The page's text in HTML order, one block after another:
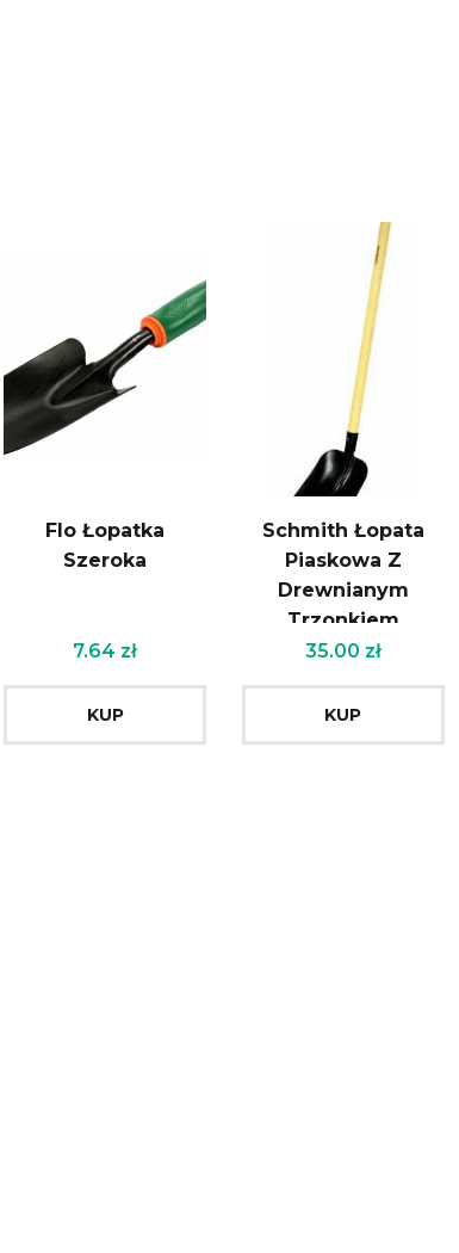
Flo Łopatka
Szeroka
7.64 zł
KUP
Schmith Łopata
Piaskowa Z
Drewnianym
Trzonkiem
35.00 zł
KUP